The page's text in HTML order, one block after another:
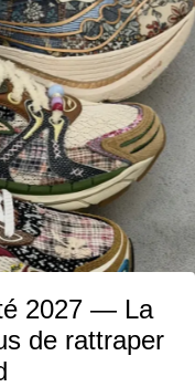
2027 — La
de rattraper